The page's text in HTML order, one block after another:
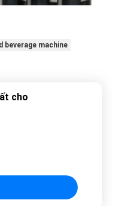
beverage machine
cho